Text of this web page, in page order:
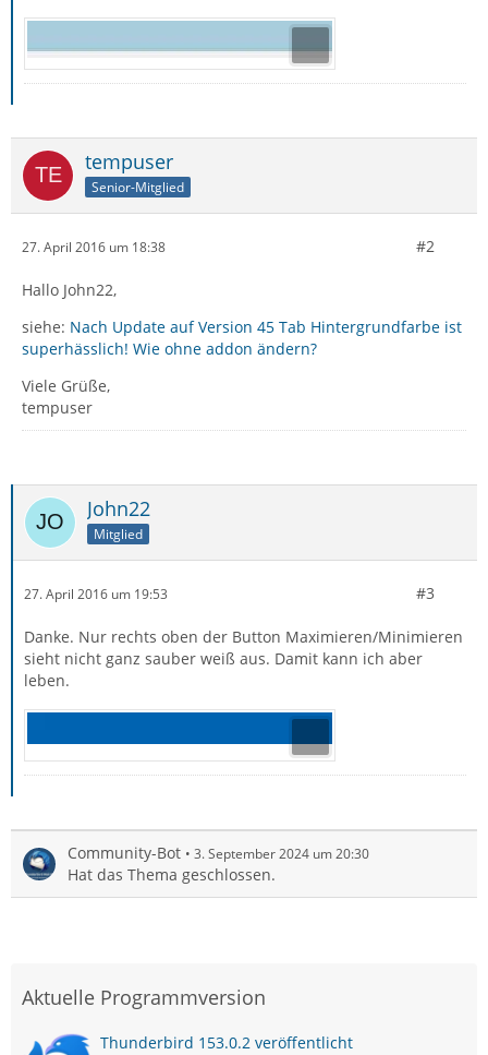
tempuser
Senior-Mitglied
27. April 2016 um 18:38 #2
Hallo John22,
siehe: Nach Update auf Version 45 Tab Hintergrundfarbe ist
superhässlich! Wie ohne addon ändern?
Viele Grüße,
tempuser
John22
Mitglied
27. April 2016 um 19:53 #3
Danke. Nur rechts oben der Button Maximieren/Minimieren
sieht nicht ganz sauber weiß aus. Damit kann ich aber
leben.
Community-Bot 3. September 2024 um 20:30
Hat das Thema geschlossen.
Aktuelle Programmversion
Thunderbird 153.0.2 veröffentlicht